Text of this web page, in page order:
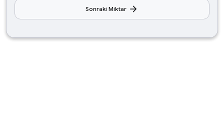
Sonraki Miktar arrow_forward